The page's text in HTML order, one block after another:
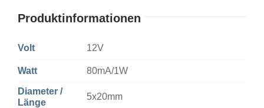
Produktinformationen
Volt 12V
Watt 80mA/1W
Diameter /
Länge
5x20mm